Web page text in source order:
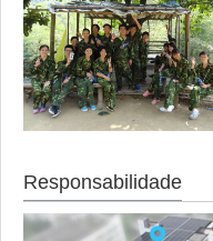
Responsabilidade